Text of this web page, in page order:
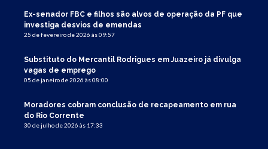
Ex-senador FBC e filhos são alvos de operação da PF que
investiga desvios de emendas
25 de fevereiro de 2026 às 09:57
Substituto do Mercantil Rodrigues em Juazeiro já divulga
vagas de emprego
05 de janeiro de 2026 às 08:00
Moradores cobram conclusão de recapeamento em rua
do Rio Corrente
30 de julho de 2026 às 17:33